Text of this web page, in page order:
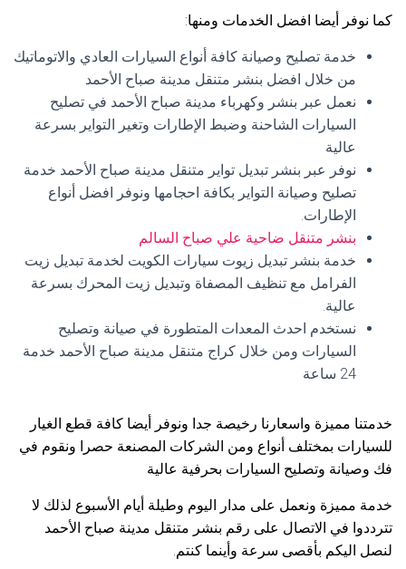
كما نوفر أيضا افضل الخدمات ومنها:
خدمة تصليح وصيانة كافة أنواع السيارات العادي والاتوماتيك
من خلال افضل بنشر متنقل مدينة صباح الأحمد
نعمل عبر بنشر وكهرباء مدينة صباح الأحمد في تصليح
السيارات الشاحنة وضبط الإطارات وتغير التواير بسرعة
عالية
نوفر عبر بنشر تبديل تواير متنقل مدينة صباح الأحمد خدمة
تصليح وصيانة التواير بكافة احجامها ونوفر افضل أنواع
الإطارات.
بنشر متنقل ضاحية علي صباح السالم
خدمة بنشر تبديل زيوت سيارات الكويت لخدمة تبديل زيت
الفرامل مع تنظيف المصفاة وتبديل زيت المحرك بسرعة
عالية.
نستخدم احدث المعدات المتطورة في صيانة وتصليح
السيارات ومن خلال كراج متنقل مدينة صباح الأحمد خدمة
24 ساعة
خدمتنا مميزة واسعارنا رخيصة جدا ونوفر أيضا كافة قطع الغيار
للسيارات بمختلف أنواع ومن الشركات المصنعة حصرا ونقوم في
فك وصيانة وتصليح السيارات بحرفية عالية
خدمة مميزة ونعمل على مدار اليوم وطيلة أيام الأسبوع لذلك لا
تترددوا في الاتصال على رقم بنشر متنقل مدينة صباح الأحمد
لنصل اليكم بأقصى سرعة وأينما كنتم.